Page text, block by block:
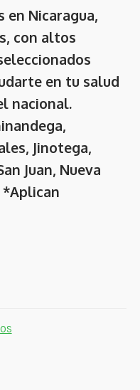
en Nicaragua,
con altos
en tu salud
nacional.
Jinotega,
Juan, Nueva
*Aplican